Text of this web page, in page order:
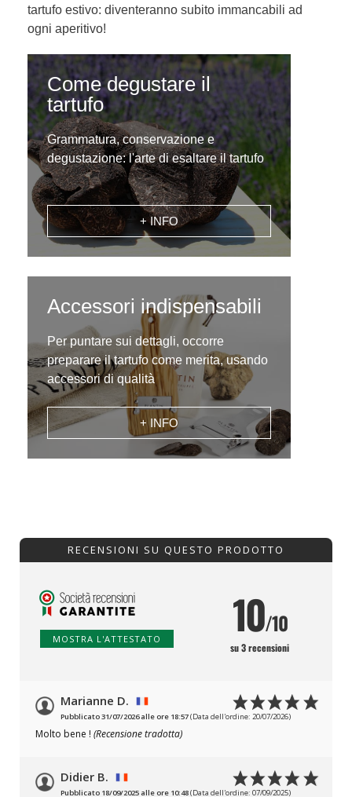
tartufo estivo: diventeranno subito immancabili ad
ogni aperitivo!
Come degustare il
tartufo
Grammatura, conservazione e
degustazione: l'arte di esaltare il tartufo
+ INFO
Accessori indispensabili
Per puntare sui dettagli, occorre
preparare il tartufo come merita, usando
accessori di qualità
+ INFO
RECENSIONI SU QUESTO PRODOTTO
MOSTRA L'ATTESTATO 10/10
su 3 recensioni
Marianne D.
Pubblicato 31/07/2026 alle ore 18:57(Data dell'ordine: 20/07/2026)
Molto bene ! (Recensione tradotta)
Didier B.
Pubblicato 18/09/2025 alle ore 10:48(Data dell'ordine: 07/09/2025)